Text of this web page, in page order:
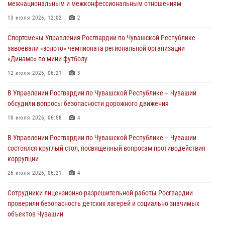
Директор Росгвардии Герой России генерал армии Виктор Золотов
поздравил специалистов подразделений тыла с профессиональным
01 августа 2026, 00:01
В Чебоксарах при участии спецназа Росгвардии изъята крупная
партия немаркированной никотиносодержащей продукции (видео)
Сотрудник вневедомственной охраны Росгвардии рассказал
корреспонденту Издательского дома «Хыпар» о службе в ВДВ
межнациональным и межконфессиональным отношениям
13 июля 2026, 12:02 2
Спортсмены Управления Росгвардии по Чувашской Республике
завоевали «золото» чемпионата региональной организации
«Динамо» по мини-футболу
12 июля 2026, 06:21 3
В Управлении Росгвардии по Чувашской Республике – Чувашии
обсудили вопросы безопасности дорожного движения
18 июля 2026, 06:58 4
В Управлении Росгвардии по Чувашской Республике – Чувашии
состоялся круглый стол, посвященный вопросам противодействия
коррупции
26 июля 2026, 06:21 4
Сотрудники лицензионно-разрешительной работы Росгвардии
проверили безопасность детских лагерей и социально значимых
объектов Чувашии